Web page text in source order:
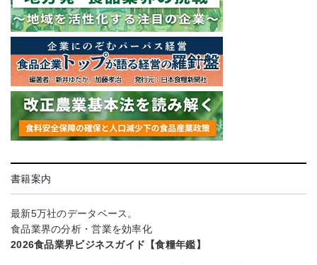
書籍案内
最新5万社のデータベース。
食品業界の分析・営業を効率化
2026食品業界ビジネスガイド【食糧年鑑】